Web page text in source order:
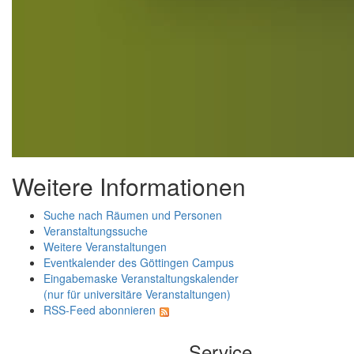
Weitere Informationen
Suche nach Räumen und Personen
Veranstaltungssuche
Weitere Veranstaltungen
Eventkalender des Göttingen Campus
Eingabemaske Veranstaltungskalender
(nur für universitäre Veranstaltungen)
RSS-Feed abonnieren